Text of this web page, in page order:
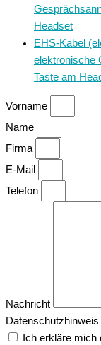
Headset
EHS-Kabel
elektronische
Taste am
Vorname
Name
Firma
E-Mail
Telefon
Nachricht
Ich erkläre